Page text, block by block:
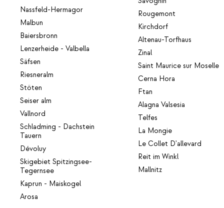
Nassfeld-Hermagor
Malbun
Baiersbronn
Lenzerheide - Valbella
Säfsen
Riesneralm
Stöten
Seiser alm
Vallnord
Schladming - Dachstein
Tauern
Dévoluy
Skigebiet Spitzingsee-
Tegernsee
Kaprun - Maiskogel
Arosa
Rougemont
Kirchdorf
Altenau-Torfhaus
Zinal
Saint Maurice sur Moselle
Cerna Hora
Ftan
Alagna Valsesia
Telfes
La Mongie
Le Collet D'allevard
Reit im Winkl
Mallnitz